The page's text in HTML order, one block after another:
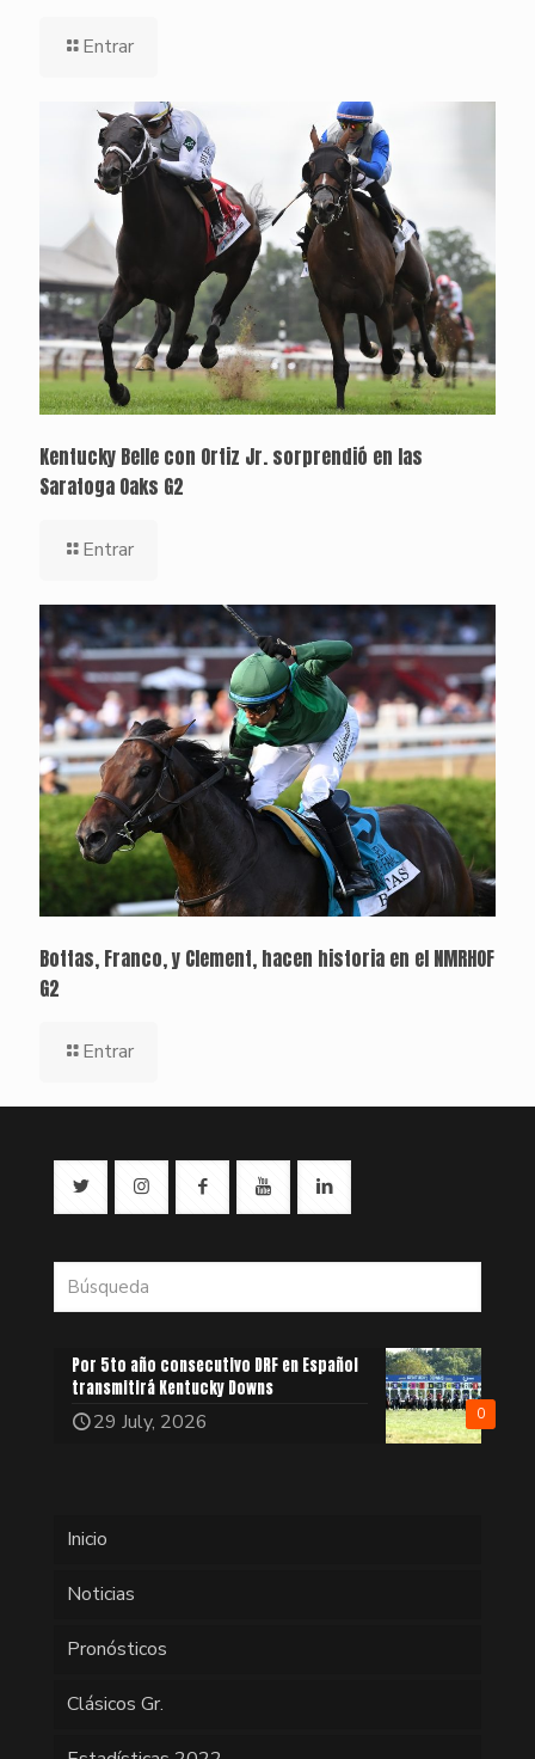
Entrar
Kentucky Belle con Ortiz Jr. sorprendió en las
Saratoga Oaks G2
Entrar
Bottas, Franco, y Clement, hacen historia en el NMRHOF
G2
Entrar
0
Por 5to año consecutivo DRF en Español
transmitirá Kentucky Downs
29 July, 2026
Inicio
Noticias
Pronósticos
Clásicos Gr.